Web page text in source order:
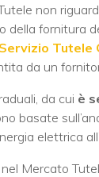
non
della fornitura
Servizio Tutele
da un
da cui è
basate
elettrica
Mercato